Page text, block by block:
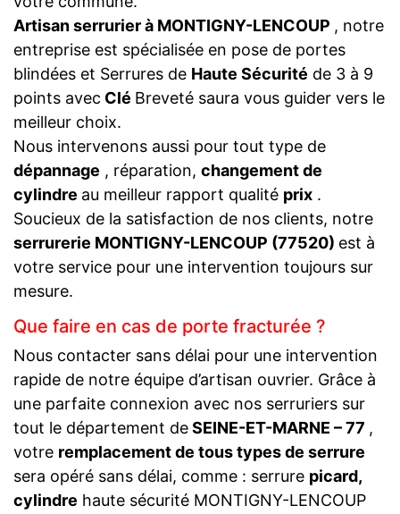
Artisan serrurier à MONTIGNY-LENCOUP , notre
entreprise est spécialisée en pose de portes
blindées et Serrures de Haute Sécurité de 3 à 9
points avec Clé Breveté saura vous guider vers le
meilleur choix.
Nous intervenons aussi pour tout type de
dépannage , réparation, changement de
cylindre au meilleur rapport qualité prix .
Soucieux de la satisfaction de nos clients, notre
serrurerie MONTIGNY-LENCOUP (77520) est à
votre service pour une intervention toujours sur
mesure.
Que faire en cas de porte fracturée ?
Nous contacter sans délai pour une intervention
rapide de notre équipe d’artisan ouvrier. Grâce à
une parfaite connexion avec nos serruriers sur
tout le département deSEINE-ET-MARNE – 77 ,
votre remplacement de tous types de serrure
sera opéré sans délai, comme : serrure picard,
cylindre haute sécurité MONTIGNY-LENCOUP